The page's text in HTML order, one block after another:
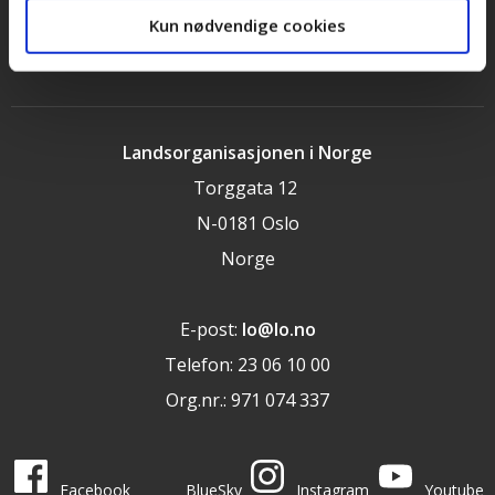
Kun nødvendige cookies
Landsorganisasjonen i Norge
Torggata 12
N-0181 Oslo
Norge
E-post: lo@lo.no
Telefon: 23 06 10 00
Org.nr.: 971 074 337
LOs handlingsprogram og uttalelser 2025
LO i sosiale medier
Facebook
BlueSky
Instagram
Youtube